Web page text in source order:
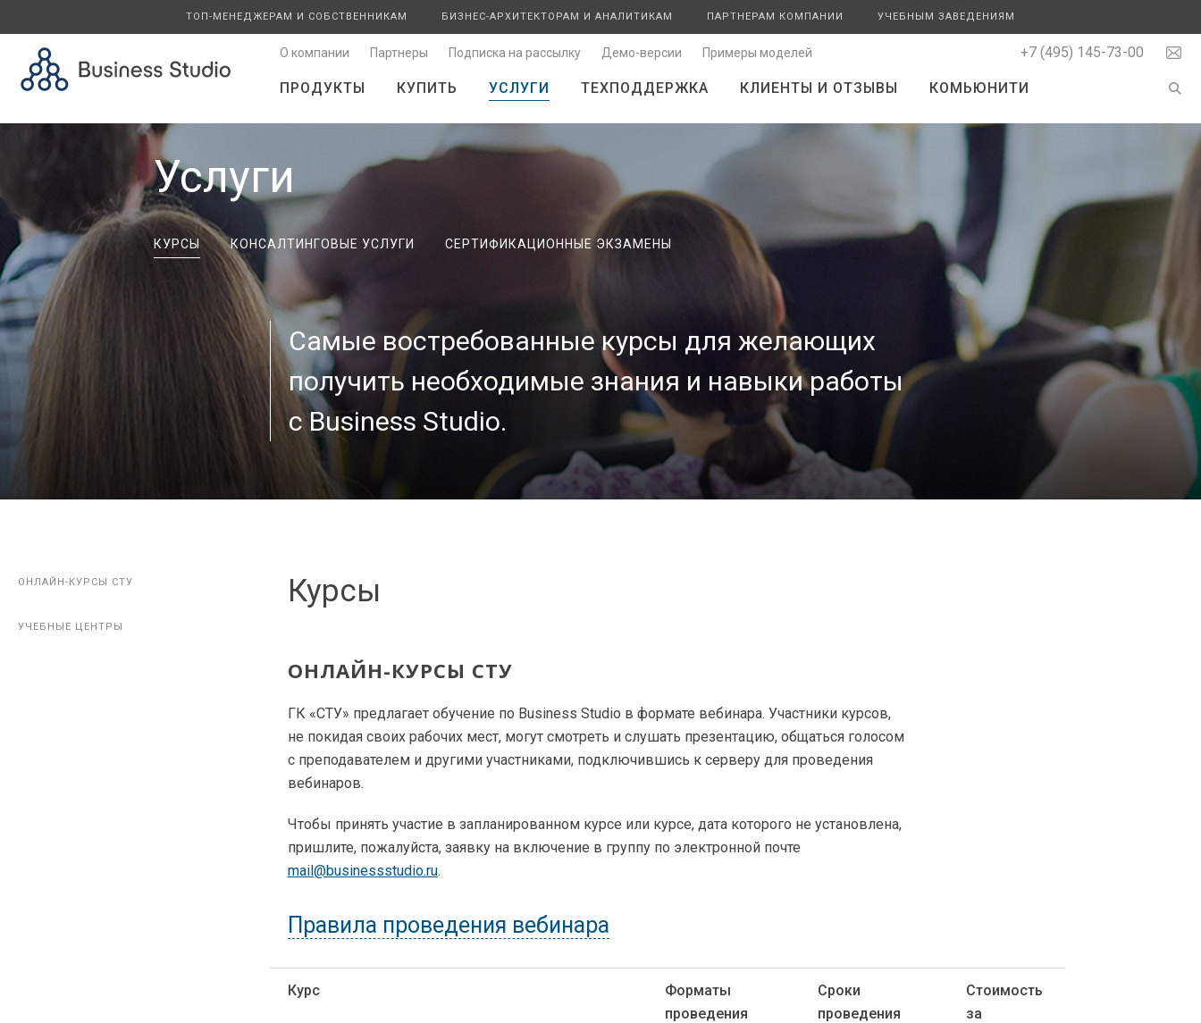
ТОП-МЕНЕДЖЕРАМ И СОБСТВЕННИКАМ БИЗНЕС-АРХИТЕКТОРАМ И АНАЛИТИКАМ ПАРТНЕРАМ КОМПАНИИ УЧЕБНЫМ ЗАВЕДЕНИЯМ
+7 (495) 145-73-00
О компании Партнеры Подписка на рассылку Демо-версии Примеры моделей
ПРОДУКТЫ КУПИТЬ УСЛУГИ ТЕХПОДДЕРЖКА КЛИЕНТЫ И ОТЗЫВЫ КОМЬЮНИТИ
Услуги
КУРСЫ КОНСАЛТИНГОВЫЕ УСЛУГИ СЕРТИФИКАЦИОННЫЕ ЭКЗАМЕНЫ
ОНЛАЙН-КУРСЫ СТУ
УЧЕБНЫЕ ЦЕНТРЫ
ОНЛАЙН-КУРСЫ СТУ
УЧЕБНЫЕ ЦЕНТРЫ
Самые востребованные курсы для желающих
получить необходимые знания и навыки работы
с Business Studio.
Курсы
ОНЛАЙН-КУРСЫ СТУ
ГК «СТУ» предлагает обучение по Business Studio в формате вебинара. Участники курсов,
не покидая своих рабочих мест, могут смотреть и слушать презентацию, общаться голосом
с преподавателем и другими участниками, подключившись к серверу для проведения
вебинаров.
Чтобы принять участие в запланированном курсе или курсе, дата которого не установлена,
пришлите, пожалуйста, заявку на включение в группу по электронной почте
mail@businessstudio.ru.
Правила проведения вебинара
Курс
Форматы
проведения
Сроки
проведения
Стоимость
за